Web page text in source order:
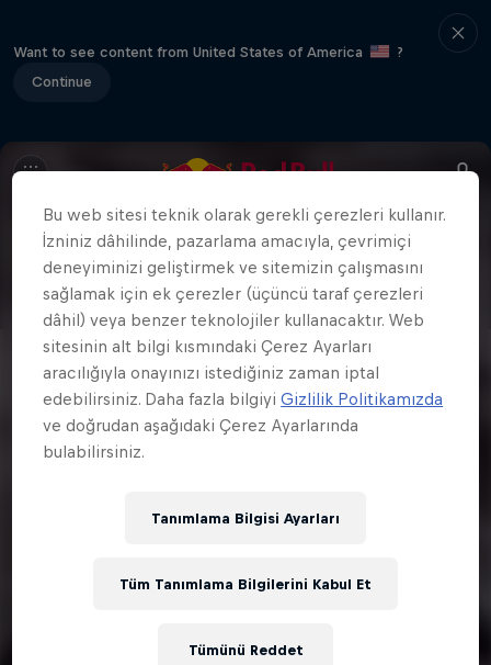
Want to see content from United States of America
?
Continue
Bu web sitesi teknik olarak gerekli çerezleri kullanır.
İzniniz dâhilinde, pazarlama amacıyla, çevrimiçi
deneyiminizi geliştirmek ve sitemizin çalışmasını
sağlamak için ek çerezler (üçüncü taraf çerezleri
dâhil) veya benzer teknolojiler kullanacaktır. Web
sitesinin alt bilgi kısmındaki Çerez Ayarları
aracılığıyla onayınızı istediğiniz zaman iptal
edebilirsiniz. Daha fazla bilgiyiGizlilik Politikamızda
ve doğrudan aşağıdaki Çerez Ayarlarında
bulabilirsiniz.
Tanımlama Bilgisi Ayarları
Tümünü Reddet
Tüm Tanımlama Bilgilerini Kabul Et